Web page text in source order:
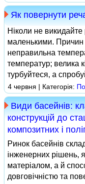
Як повернути
Ніколи не викидайте
маленькими. Причин
неправильна
температур; велика
турбуйтеся, а
4 червня | Категорія:
Види басейнів:
конструкцій до
композитних і
Ринок басейнів
інженерних рішень,
матеріалом, а й
довговічністю та